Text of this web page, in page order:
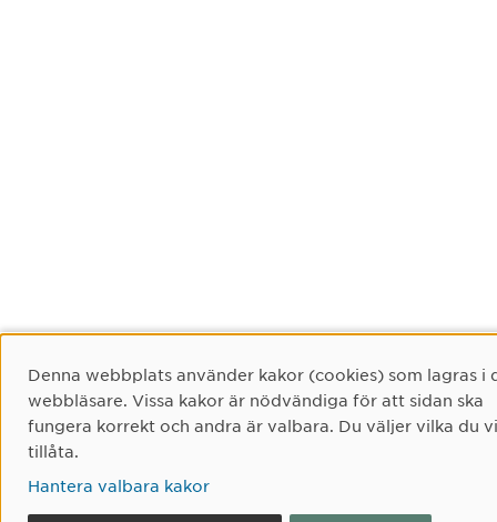
Cookie-samtycke
Denna webbplats använder kakor (cookies) som lagras i
webbläsare. Vissa kakor är nödvändiga för att sidan ska
fungera korrekt och andra är valbara. Du väljer vilka du
tillåta.
Hantera valbara kakor